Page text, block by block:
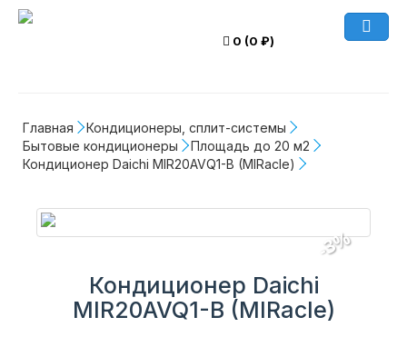
0 (0 ₽)
Главная
Кондиционеры, сплит-системы
Бытовые кондиционеры
Площадь до 20 м2
Кондиционер Daichi MIR20AVQ1-B (MIRacle)
-3%
Кондиционер Daichi
MIR20AVQ1-B (MIRacle)